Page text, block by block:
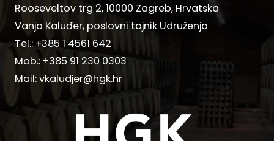
Rooseveltov trg 2, 10000 Zagreb, Hrvatska
Vanja Kaluđer, poslovni tajnik Udruženja
Tel.: +385 1 4561 642
Mob.: +385 91 230 0303
Mail:vkaludjer@hgk.hr